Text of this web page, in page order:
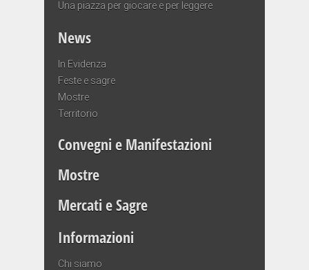
Una piazza per giocare e per leggere
News
In Evidenza
Feste e sagre
Mostre
Territorio
Convegni e Manifestazioni
Mostre
Mercati e Sagre
Informazioni
Chi siamo